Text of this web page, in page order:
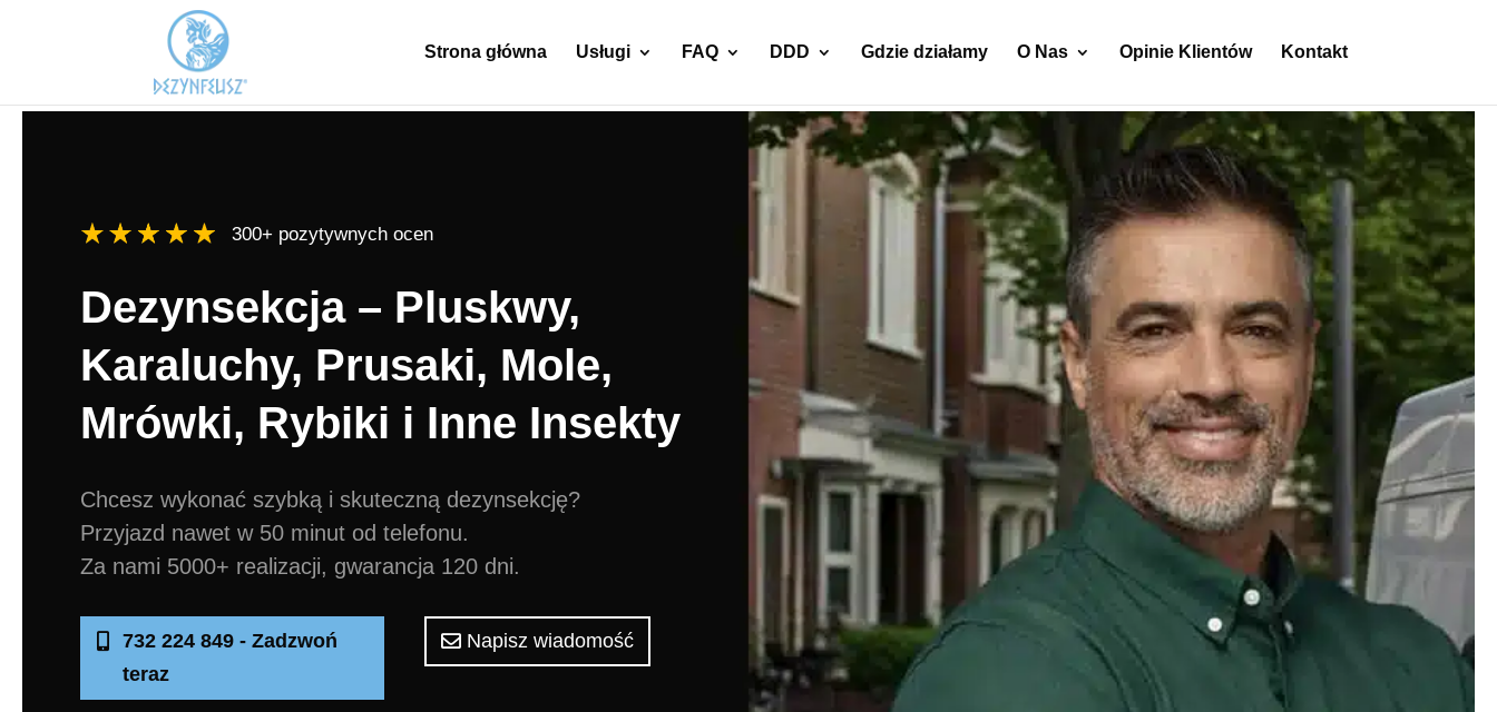
Strona główna Usługi FAQ DDD Gdzie działamy O Nas Opinie Klientów Kontakt
300+ pozytywnych ocen
Dezynsekcja – Pluskwy,
Karaluchy, Prusaki, Mole,
Mrówki, Rybiki i Inne Insekty
Chcesz wykonać szybką i skuteczną dezynsekcję?
Przyjazd nawet w 50 minut od telefonu.
Za nami 5000+ realizacji, gwarancja 120 dni.
732 224 849 - Zadzwoń
teraz
Napisz wiadomość